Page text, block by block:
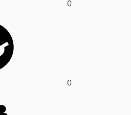
0
0